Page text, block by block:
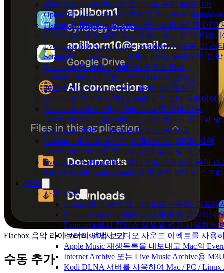
2026년 iPhone용 최고의 클라우드 음악 플레이어
OpenAI를 사용하여 Wix 블로그 게시물을
Flacbox로 iPhone과 Mac에서 무손실 FLAC 및 DSD
iPhone 및 iPad를 위한 최고의 클라우드 음악 플레이
Evermusic 6.8: Aliyun Drive, Synology, 새로운 UI 스
Setapp Mobile의 Evermusic Pro: iOS용 클라우드 음악
Evermusic 전 세계 1,100만 다운로드 달성
Flacbox 100만 다운로드 달성: Hi-Res 오디오
2025년 최고의 iPhone 음악 플레이어 앱 5선
Evermusic 프로모션 영상: 클라우드 음악 플레이어
Evermusic 3.6: CarPlay, VoiceOver 및 기타 기능
Evermusic 3.1: 크로스페이드, 라이브러리 동기화 및
Evermusic 300만 다운로드 달성: 기능 개요
Flacbox 1.6: 자동 동기화, 이퀄라이저, OPUS 지원
Evermusic 2.3: 자동 동기화, 재생 위치 및 태그
Evermusic로 iPhone에서 클라우드 저장소의 음악
iOS AVAssetResourceLoader를 활용한 오디오 스트
문서
사용 방법
Flacbox에서 음향 효과와 DSP 사용법: 컴프
iPhone, iPad, Mac에서 음악 재생 중 음악 비
Evermusic에서 갭리스 재생을 켜고 사용하는
Evermusic에서 오디오 사운드 이펙트를 사
Apple Music 재생목록을 내보내고 Mac의
Internet Archive 또는 Live Music Archive용
Kodi DLNA 서버를 사용하여 Mac / PC /
Flacbox 음악 라이브러리 앨범 보기
수동 추가